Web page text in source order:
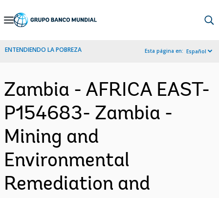
Skip
Navigation
ENTENDIENDO LA POBREZA Esta página en: Español
Zambia - AFRICA EAST-
P154683- Zambia -
Mining and
Environmental
Remediation and